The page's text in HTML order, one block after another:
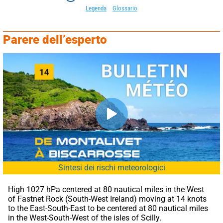
Legenda
Glossario
Parere dell’esperto
Sintesi dei rischi meteorologici
High 1027 hPa centered at 80 nautical miles in the West
of Fastnet Rock (South-West Ireland) moving at 14 knots
to the East-South-East to be centered at 80 nautical miles
in the West-South-West of the isles of Scilly.